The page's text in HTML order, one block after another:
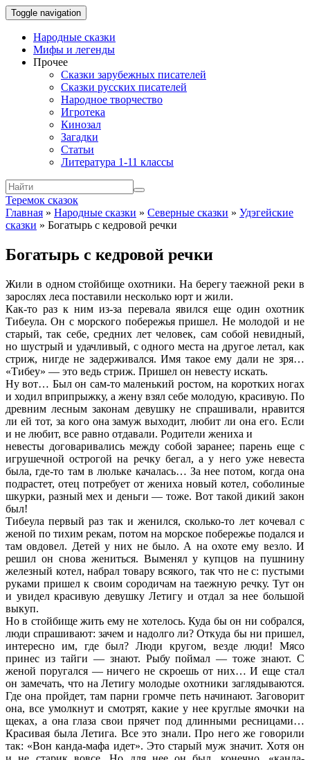
Toggle navigation
Народные сказки
Мифы и легенды
Прочее
Сказки зарубежных писателей
Сказки русских писателей
Народное творчество
Игротека
Кинозал
Загадки
Статьи
Литература 1-11 классы
Теремок сказок
Главная » Народные сказки » Северные сказки » Удэгейские
сказки » Богатырь с кедровой речки
Богатырь с кедровой речки
Жили в одном стойбище охотники. На берегу таежной реки в
зарослях леса поставили несколько юрт и жили.
Как-то раз к ним из-за перевала явился еще один охотник
Тибеула. Он с морского побережья пришел. Не молодой и не
старый, так себе, средних лет человек, сам собой невидный,
но шустрый и удачливый, с одного места на другое летал, как
стриж, нигде не задерживался. Имя такое ему дали не зря…
«Тибеу» — это ведь стриж. Пришел он невесту искать.
Ну вот… Был он сам-то маленький ростом, на коротких ногах
и ходил вприпрыжку, а жену взял себе молодую, красивую. По
древним лесным законам девушку не спрашивали, нравится
ли ей тот, за кого она замуж выходит, любит ли она его. Если
и не любит, все равно отдавали. Родители жениха и
невесты договаривались между собой заранее; парень еще с
игрушечной острогой на речку бегал, а у него уже невеста
была, где-то там в люльке качалась… За нее потом, когда она
подрастет, отец потребует от жениха новый котел, соболиные
шкурки, разный мех и деньги — тоже. Вот такой дикий закон
был!
Тибеула первый раз так и женился, сколько-то лет кочевал с
женой по тихим рекам, потом на морское побережье подался и
там овдовел. Детей у них не было. А на охоте ему везло. И
решил он снова жениться. Выменял у купцов на пушнину
железный котел, набрал товару всякого, так что не с: пустыми
руками пришел к своим сородичам на таежную речку. Тут он
и увидел красивую девушку Летигу и отдал за нее большой
выкуп.
Но в стойбище жить ему не хотелось. Куда бы он ни собрался,
люди спрашивают: зачем и надолго ли? Откуда бы ни пришел,
интересно им, где был? Люди кругом, везде люди! Мясо
принес из тайги — знают. Рыбу поймал — тоже знают. С
женой поругался — ничего не скроешь от них… И еще стал
он замечать, что на Летигу молодые охотники заглядываются.
Где она пройдет, там парни громче петь начинают. Заговорит
она, все умолкнут и смотрят, какие у нее круглые ямочки на
щеках, а она глаза свои прячет под длинными ресницами…
Красивая была Летига. Все это знали. Про него же говорили
так: «Вон канда-мафа идет». Это старый муж значит. Хотя он